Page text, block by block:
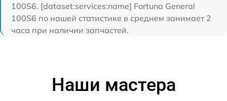
100S6. [dataset:services:name] Fortuna General
100S6 по нашей статистике в среднем занимает 2
часа при наличии запчастей.
Наши мастера